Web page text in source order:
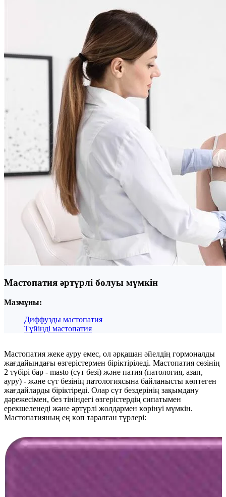
Мастопатия әртүрлі болуы мүмкін
Мазмұны:
Диффузды мастопатия
Түйінді мастопатия
Мастопатия жеке ауру емес, ол әрқашан әйелдің гормоналды
жағдайындағы өзгерістермен біріктіріледі. Мастопатия сөзінің
2 түбірі бар - masto (сүт безі) және патия (патология, азап,
ауру) - және сүт безінің патологиясына байланысты көптеген
жағдайларды біріктіреді. Олар сүт бездерінің зақымдану
дәрежесімен, без тініндегі өзгерістердің сипатымен
ерекшеленеді және әртүрлі жолдармен көрінуі мүмкін.
Мастопатияның ең көп таралған түрлері: